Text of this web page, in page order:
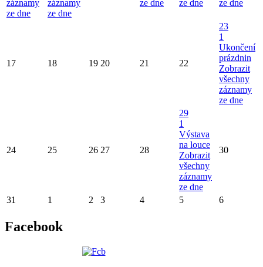
záznamy
ze dne
záznamy
ze dne
ze dne
ze dne
ze dne
17 18 19 20 21 22
23
1
Ukončení
prázdnin
Zobrazit
všechny
záznamy
ze dne
24 25 26 27 28
29
1
Výstava
na louce
Zobrazit
všechny
záznamy
ze dne
30
31 1 2 3 4 5 6
Facebook